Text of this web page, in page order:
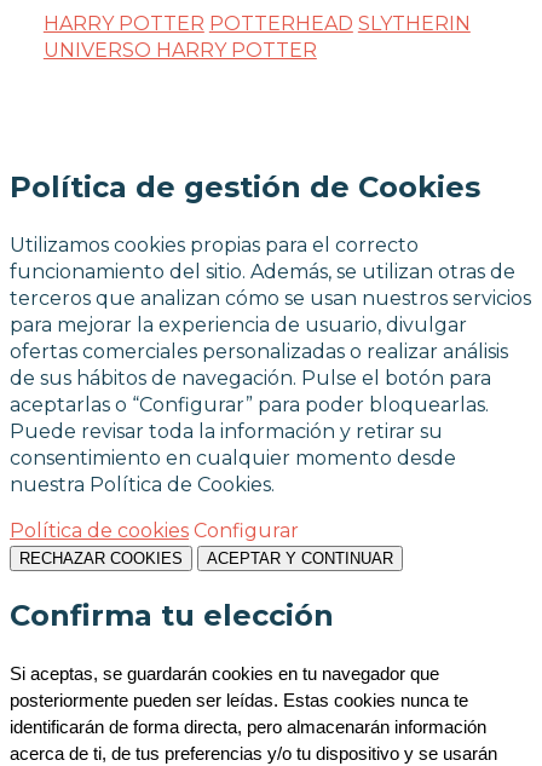
HARRY POTTER POTTERHEAD SLYTHERIN
UNIVERSO HARRY POTTER
Política de gestión de Cookies
Utilizamos cookies propias para el correcto
funcionamiento del sitio. Además, se utilizan otras de
terceros que analizan cómo se usan nuestros servicios
para mejorar la experiencia de usuario, divulgar
ofertas comerciales personalizadas o realizar análisis
de sus hábitos de navegación. Pulse el botón para
aceptarlas o “Configurar” para poder bloquearlas.
Puede revisar toda la información y retirar su
consentimiento en cualquier momento desde
nuestra Política de Cookies.
Política de cookies Configurar
RECHAZAR COOKIES ACEPTAR Y CONTINUAR
Confirma tu elección
Si aceptas, se guardarán cookies en tu navegador que
posteriormente pueden ser leídas. Estas cookies nunca te
identificarán de forma directa, pero almacenarán información
acerca de ti, de tus preferencias y/o tu dispositivo y se usarán